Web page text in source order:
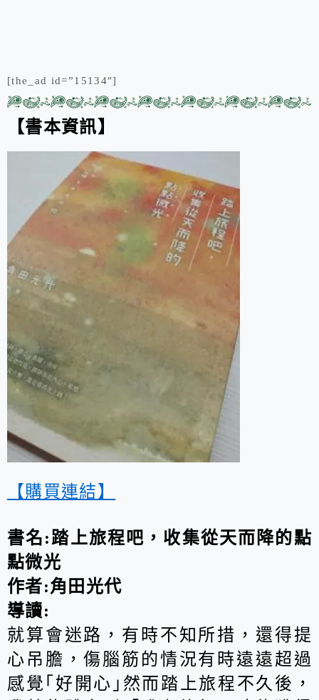
[the_ad id=”15134″]
【書本資訊】
【購買連結】
書名:踏上旅程吧，收集從天而降的點
點微光
作者:角田光代
導讀:
就算會迷路，有時不知所措，還得提
心吊膽，傷腦筋的情況有時遠遠超過
感覺｢好開心｣然而踏上旅程不久後，